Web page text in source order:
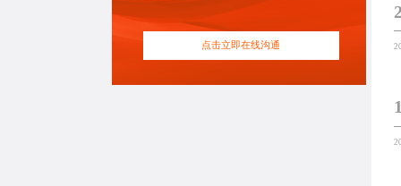
点击立即在线沟通